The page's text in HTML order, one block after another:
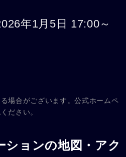
年1月5日 17:00～
場合がございます。公式ホームペ
ださい。
ションの地図・アク